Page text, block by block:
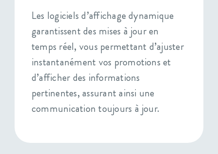
Les logiciels d’affichage dynamique
garantissent des mises à jour en
temps réel, vous permettant d’ajuster
instantanément vos promotions et
d’afficher des informations
pertinentes, assurant ainsi une
communication toujours à jour.